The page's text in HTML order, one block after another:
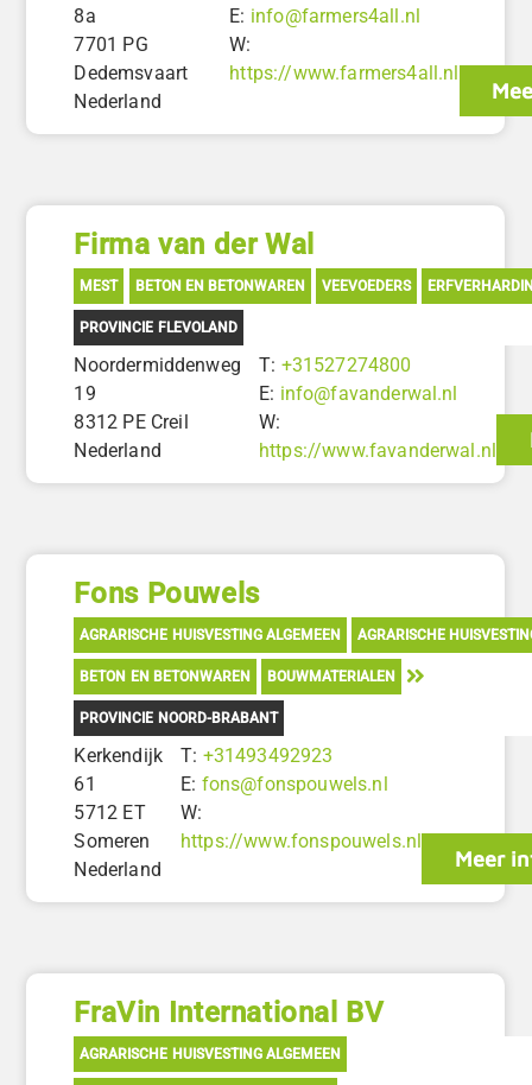
8a
7701 PG
Dedemsvaart
Nederland
E: info@farmers4all.nl
W:
https://www.farmers4all.nl
Firma van der Wal
MEST BETON EN BETONWAREN VEEVOEDERS
PROVINCIE FLEVOLAND
Noordermiddenweg
19
8312 PE Creil
Nederland
T: +31527274800
E: info@favanderwal.nl
W:
https://www.favanderwal.nl
Fons Pouwels
AGRARISCHE HUISVESTING ALGEMEEN AGRARISCHE
BETON EN BETONWAREN BOUWMATERIALEN
PROVINCIE NOORD-BRABANT
Kerkendijk
61
5712 ET
Someren
Nederland
T: +31493492923
E: fons@fonspouwels.nl
W:
https://www.fonspouwels.nl
Meer
FraVin International BV
AGRARISCHE HUISVESTING ALGEMEEN